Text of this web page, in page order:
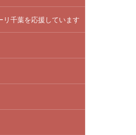
リ千葉を応援しています